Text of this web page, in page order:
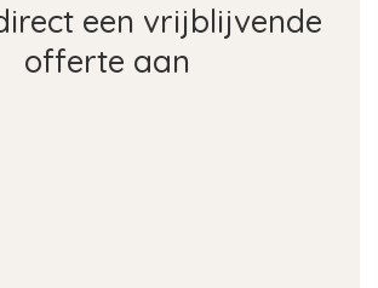
een vrijblijvende
offerte aan